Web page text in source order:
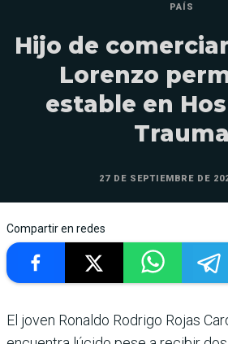
PAÍS
Hijo de
Lorenzo
estable en
Trauma
27 DE SEPTIEMBRE DE
Compartir en redes
El joven Ronaldo Rodrigo Rojas